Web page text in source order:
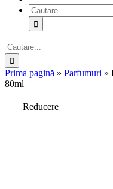
Cautare...
Cautare...
Prima pagină » Parfumuri »
80ml
Reducere